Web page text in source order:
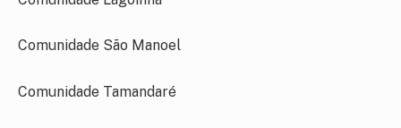
Comunidade São Manoel
Comunidade Tamandaré